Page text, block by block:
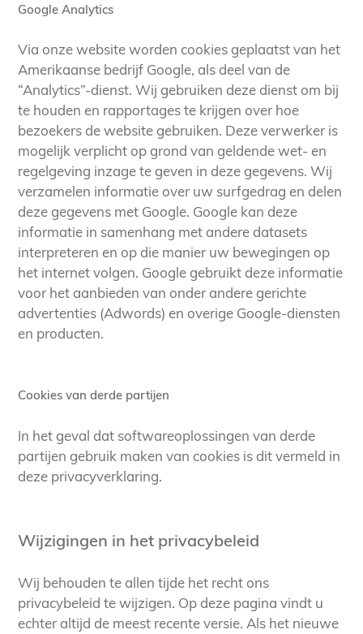
Google Analytics
Via onze website worden cookies geplaatst van het
Amerikaanse bedrijf Google, als deel van de
“Analytics”-dienst. Wij gebruiken deze dienst om bij
te houden en rapportages te krijgen over hoe
bezoekers de website gebruiken. Deze verwerker is
mogelijk verplicht op grond van geldende wet- en
regelgeving inzage te geven in deze gegevens. Wij
verzamelen informatie over uw surfgedrag en delen
deze gegevens met Google. Google kan deze
informatie in samenhang met andere datasets
interpreteren en op die manier uw bewegingen op
het internet volgen. Google gebruikt deze informatie
voor het aanbieden van onder andere gerichte
advertenties (Adwords) en overige Google-diensten
en producten.
Cookies van derde partijen
In het geval dat softwareoplossingen van derde
partijen gebruik maken van cookies is dit vermeld in
deze privacyverklaring.
Wijzigingen in het privacybeleid
Wij behouden te allen tijde het recht ons
privacybeleid te wijzigen. Op deze pagina vindt u
echter altijd de meest recente versie. Als het nieuwe